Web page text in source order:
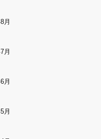
月
月
月
月